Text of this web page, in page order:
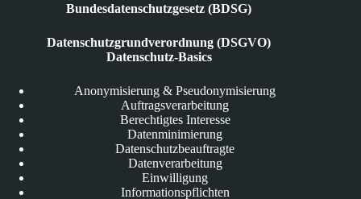
Bundesdatenschutzgesetz (BDSG)
Datenschutzgrundverordnung (DSGVO)
Datenschutz-Basics
Anonymisierung & Pseudonymisierung
Auftragsverarbeitung
Berechtigtes Interesse
Datenminimierung
Datenschutzbeauftragte
Datenverarbeitung
Einwilligung
Informationspflichten